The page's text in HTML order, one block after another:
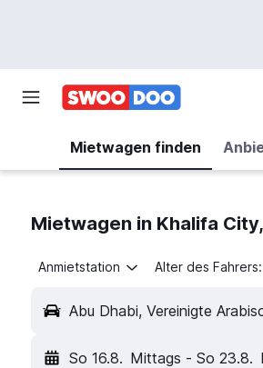
Mietwagen finden
Mietwagen in Khalifa
Anmietstation Alter des Fahrers:
Abu Dhabi, Vereinigte
So 16.8. Mittags - So 23.8.